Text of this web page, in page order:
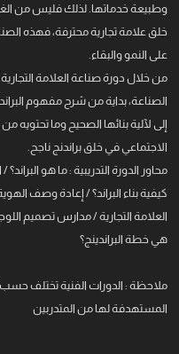
وطبيعة خدماتها. لذلك فليس من
خلق علامة تجارية محترفة، فهذه
على النمو والبقاء.
من خلال دورة صناعة العلامة
الصناعة، بداية من شرح مفهوم
إلى لآلية بنائها الصحيح وما تحتويه
الاجتماعي في خلق براندنج ناجح.
محاور الدورة التدريبية : ما هو البراند؟
العلامة التجارية / مدارس تصميم
هي خطة البراندينج؟
ملاحظة : الدورات الفنية تختلف
المستهدفة لها من المتدربين